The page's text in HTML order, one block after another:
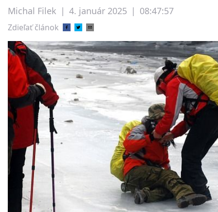
Michal Filek | 4. január 2025 | 08:47:57
Zdieľať článok